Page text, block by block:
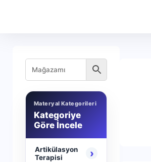
Materyal Kategorileri
Kategoriye
Göre İncele
Artikülasyon
Terapisi
›